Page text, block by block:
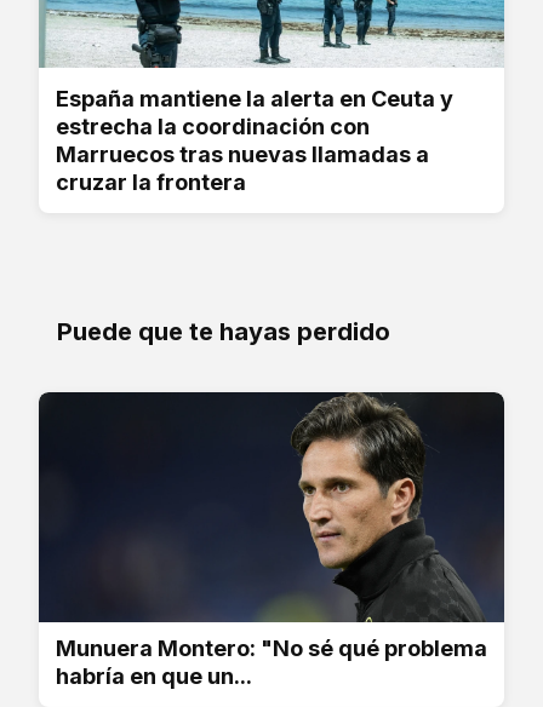
España mantiene la alerta en Ceuta y
estrecha la coordinación con
Marruecos tras nuevas llamadas a
cruzar la frontera
Puede que te hayas perdido
Munuera Montero: "No sé qué problema
habría en que un...